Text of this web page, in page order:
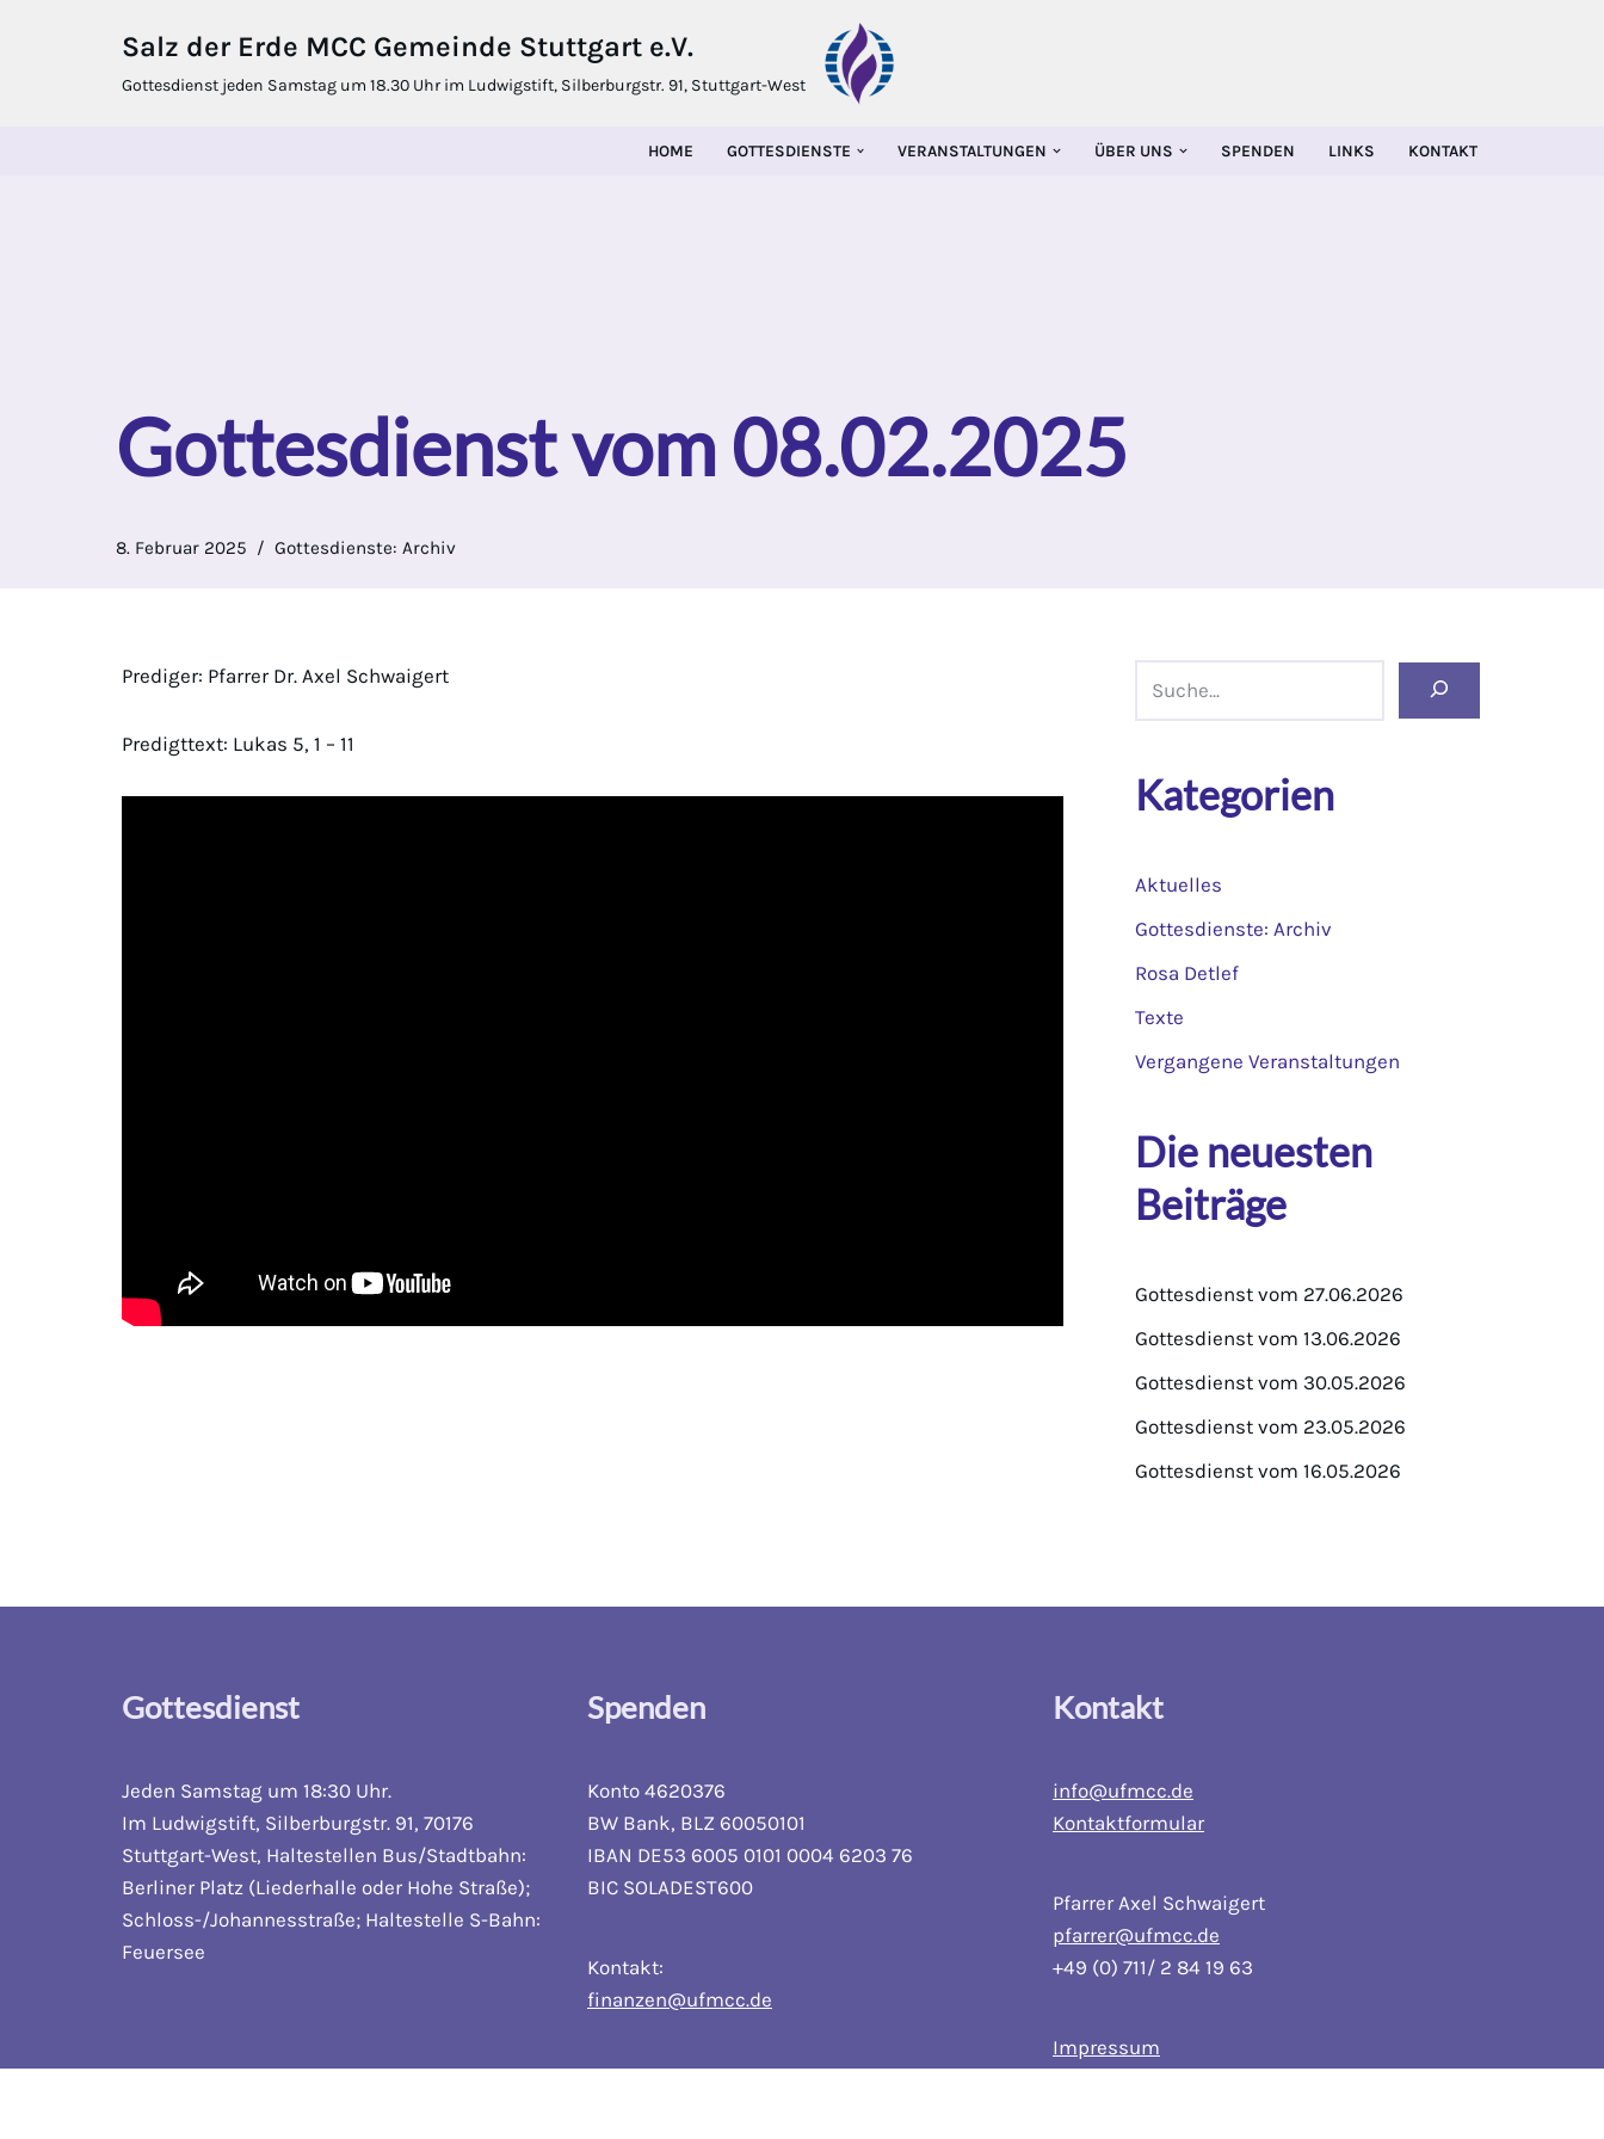
Salz der Erde MCC Gemeinde Stuttgart e.V.
Gottesdienst jeden Samstag um 18.30 Uhr im Ludwigstift, Silberburgstr. 91, Stuttgart-West
HOME GOTTESDIENSTE VERANSTALTUNGEN ÜBER UNS SPENDEN LINKS KONTAKT
Gottesdienst vom 08.02.2025
8. Februar 2025 Gottesdienste: Archiv
Prediger: Pfarrer Dr. Axel Schwaigert
Predigttext: Lukas 5, 1 – 11
Kategorien
Aktuelles
Gottesdienste: Archiv
Rosa Detlef
Texte
Vergangene Veranstaltungen
Die neuesten
Beiträge
Gottesdienst vom 27.06.2026
Gottesdienst vom 13.06.2026
Gottesdienst vom 30.05.2026
Gottesdienst vom 23.05.2026
Gottesdienst vom 16.05.2026
Gottesdienst
Jeden Samstag um 18:30 Uhr.
Im Ludwigstift, Silberburgstr. 91, 70176
Stuttgart-West, Haltestellen Bus/Stadtbahn:
Berliner Platz (Liederhalle oder Hohe Straße);
Schloss-/Johannesstraße; Haltestelle S-Bahn:
Feuersee
Spenden
Konto 4620376
BW Bank, BLZ 60050101
IBAN DE53 6005 0101 0004 6203 76
BIC SOLADEST600
Kontakt:
finanzen@ufmcc.de
Kontakt
info@ufmcc.de
Kontaktformular
Pfarrer Axel Schwaigert
pfarrer@ufmcc.de
+49 (0) 711/ 2 84 19 63
Impressum